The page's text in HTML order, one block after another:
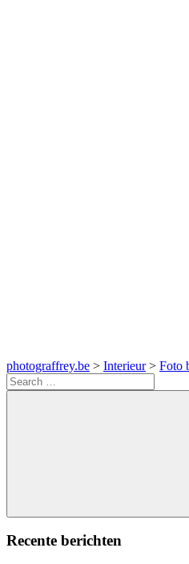
photograffrey.be > Interieur> Foto
Search
for:
Search
Recente berichten